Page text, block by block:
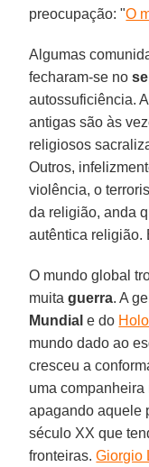
preocupação: "O
Algumas
fecharam-se no
autossuficiência.
antigas são às
religiosos
Outros,
violência, o
da religião, anda
autêntica religião.
O mundo global
muitaguerra. A
Mundial e do
mundo dado ao
cresceu a
uma
apagando aquele
século XX que
fronteiras.Giorgio